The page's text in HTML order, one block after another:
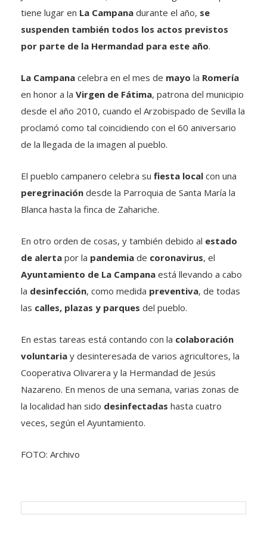
tiene lugar en La Campana durante el año, se
suspenden también todos los actos previstos
por parte de la Hermandad para este año.
La Campana celebra en el mes de mayo la Romería
en honor a la Virgen de Fátima, patrona del municipio
desde el año 2010, cuando el Arzobispado de Sevilla la
proclamó como tal coincidiendo con el 60 aniversario
de la llegada de la imagen al pueblo.
El pueblo campanero celebra su fiesta local con una
peregrinación desde la Parroquia de Santa María la
Blanca hasta la finca de Zahariche.
En otro orden de cosas, y también debido al estado
de alerta por la pandemia de coronavirus, el
Ayuntamiento de La Campana está llevando a cabo
la desinfección, como medida preventiva, de todas
las calles, plazas y parques del pueblo.
En estas tareas está contando con la colaboración
voluntaria y desinteresada de varios agricultores, la
Cooperativa Olivarera y la Hermandad de Jesús
Nazareno. En menos de una semana, varias zonas de
la localidad han sido desinfectadas hasta cuatro
veces, según el Ayuntamiento.
FOTO: Archivo